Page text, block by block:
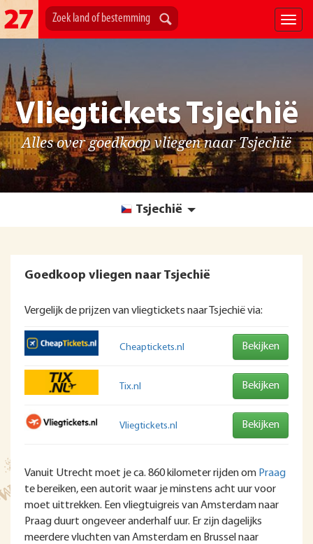
Vliegtickets Tsjechië
Alles over goedkoop vliegen naar Tsjechië
Tsjechië
Goedkoop vliegen naar Tsjechië
Vergelijk de prijzen van vliegtickets naar Tsjechië via:
Cheaptickets.nl Bekijken
Tix.nl Bekijken
Vliegtickets.nl Bekijken
Vanuit Utrecht moet je ca. 860 kilometer rijden om Praag
te bereiken, een autorit waar je minstens acht uur voor
moet uittrekken. Een vliegtuigreis van Amsterdam naar
Praag duurt ongeveer anderhalf uur. Er zijn dagelijks
meerdere vluchten van Amsterdam en Brussel naar